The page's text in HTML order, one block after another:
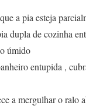
a pia esteja
dupla de cozinha
úmido
entupida ,
a mergulhar o ralo